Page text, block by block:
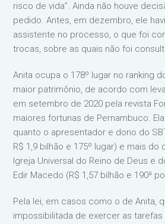
risco de vida”. Ainda não houve
pedido. Antes, em dezembro, ele
assistente no processo, o que foi
trocas, sobre as quais não foi
Anita ocupa o 178º lugar no ranking
maior patrimônio, de acordo com
em setembro de 2020 pela revista
maiores fortunas de Pernambuco.
quanto o apresentador e dono do
R$ 1,9 bilhão e 175º lugar) e mais do
Igreja Universal do Reino de Deus e
Edir Macedo (R$ 1,57 bilhão e 190ª
Pela lei, em casos como o de Anita,
impossibilitada de exercer as tarefas